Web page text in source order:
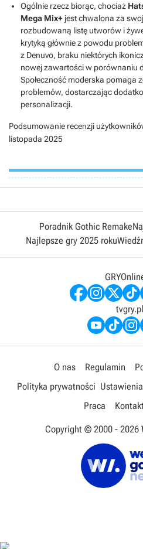
Ogólnie rzecz biorąc, chociaż
Mega Mix+ jest chwalona za
rozbudowaną listę utworów i
krytyką głównie z powodu
z Denuvo, braku niektórych
nowej zawartości w porównaniu
Społeczność moderska pomaga
problemów, dostarczając
personalizacji.
Podsumowanie recenzji
listopada 2025
Poradnik Gothic Remake
Najlepsze gry 2025 roku
O nas Regulamin
Polityka prywatności
Praca
Copyright © 2000 - 2026